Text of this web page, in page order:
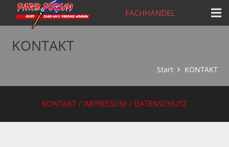
FACHHANDEL
KONTAKT
Start KONTAKT
KONTAKT / IMPRESSUM / DATENSCHUTZ